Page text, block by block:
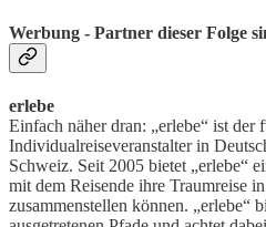
Werbung - Partner dieser Folge
erlebe
Einfach näher dran: „erlebe“ ist der
Individualreiseveranstalter in
Schweiz. Seit 2005 bietet „erlebe“
mit dem Reisende ihre Traumreise
zusammenstellen können. „erlebe“